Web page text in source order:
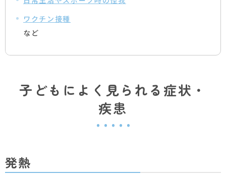
ワクチン接種
など
子どもによく見られる症状・
疾患
発熱